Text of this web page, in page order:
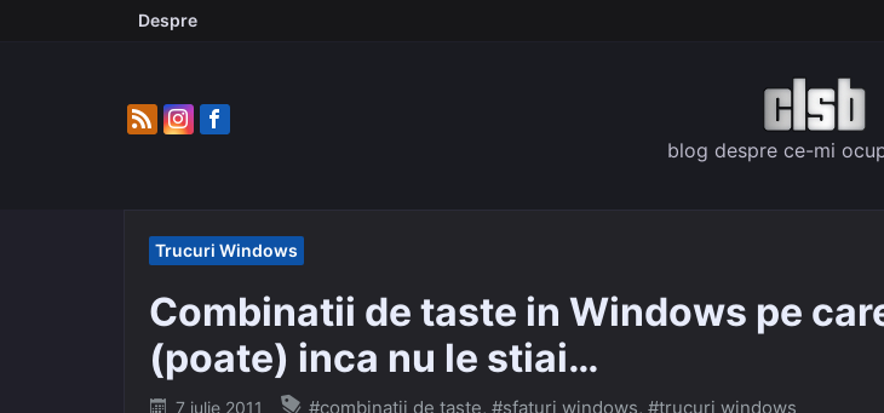
Despre
blog despre ce-mi
Trucuri Windows
Combinatii de taste in Windows pe
(poate) inca nu le stiai…
Posted
7 iulie 2011 #combinatii de taste, #sfaturi windows, #trucuri windows